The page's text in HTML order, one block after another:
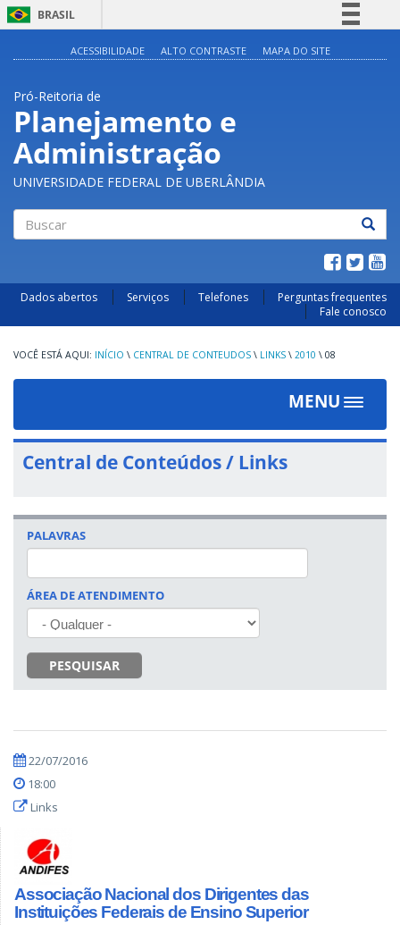
BRASIL
Acesso à informação
ACESSIBILIDADE ALTO CONTRASTE MAPA DO SITE
Pró-Reitoria de
Planejamento e
Administração
UNIVERSIDADE FEDERAL DE UBERLÂNDIA
Dados abertos Serviços Telefones
Perguntas frequentes
Fale conosco
INÍCIO \ CENTRAL DE CONTEUDOS \ LINKS \ 2010 \ 08
MENU
Toggle
Central de Conteúdos / Links
PALAVRAS
ÁREA DE ATENDIMENTO
PESQUISAR
22/07/2016
18:00
Links
Associação Nacional dos Dirigentes das
Instituições Federais de Ensino Superior